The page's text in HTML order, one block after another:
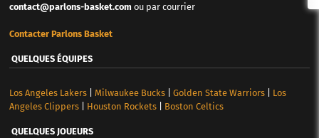
contact@parlons-basket.com ou par courrier
Contacter Parlons Basket
QUELQUES ÉQUIPES
Los Angeles Lakers| Milwaukee Bucks| Golden State Warriors| Los
Angeles Clippers| Houston Rockets| Boston Celtics
QUELQUES JOUEURS